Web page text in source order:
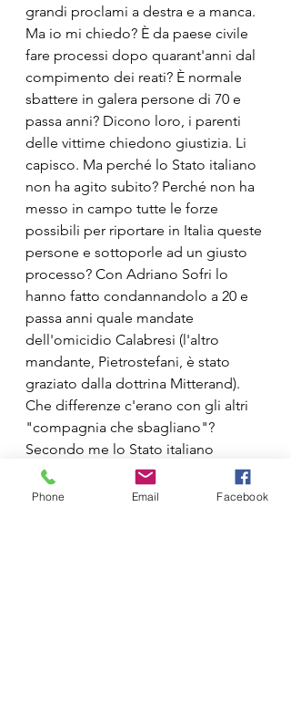
grandi proclami a destra e a manca.
Ma io mi chiedo? È da paese civile
fare processi dopo quarant'anni dal
compimento dei reati? È normale
sbattere in galera persone di 70 e
passa anni? Dicono loro, i parenti
delle vittime chiedono giustizia. Li
capisco. Ma perché lo Stato italiano
non ha agito subito? Perché non ha
messo in campo tutte le forze
possibili per riportare in Italia queste
persone e sottoporle ad un giusto
processo? Con Adriano Sofri lo
hanno fatto condannandolo a 20 e
passa anni quale mandate
dell'omicidio Calabresi (l'altro
mandante, Pietrostefani, è stato
graziato dalla dottrina Mitterand).
Che differenze c'erano con gli altri
"compagnia che sbagliano"?
Secondo me lo Stato italiano
qualche domanda dovrebbe farsela.
Le uniche certezze di questa triste
Phone Email Facebook